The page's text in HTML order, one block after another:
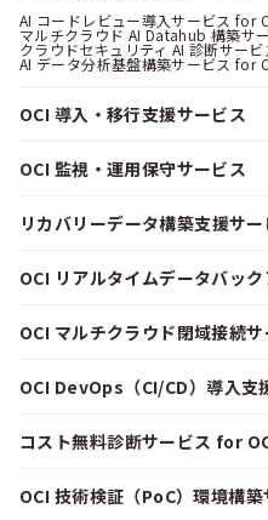
AI コードレビュー導入サービス for
マルチクラウド AI Datahub 構築サ
クラウドセキュリティ AI 診断サー
AI データ分析基盤構築サービス for
OCI 導入・移行支援サービス
OCI 監視・運用保守サービス
リカバリーデータ構築支援サー
OCI リアルタイムデータバッ
OCI マルチクラウド閉域接続
OCI DevOps（CI/CD）導入支
コスト無料診断サービス for
OCI 技術検証（PoC）環境構築